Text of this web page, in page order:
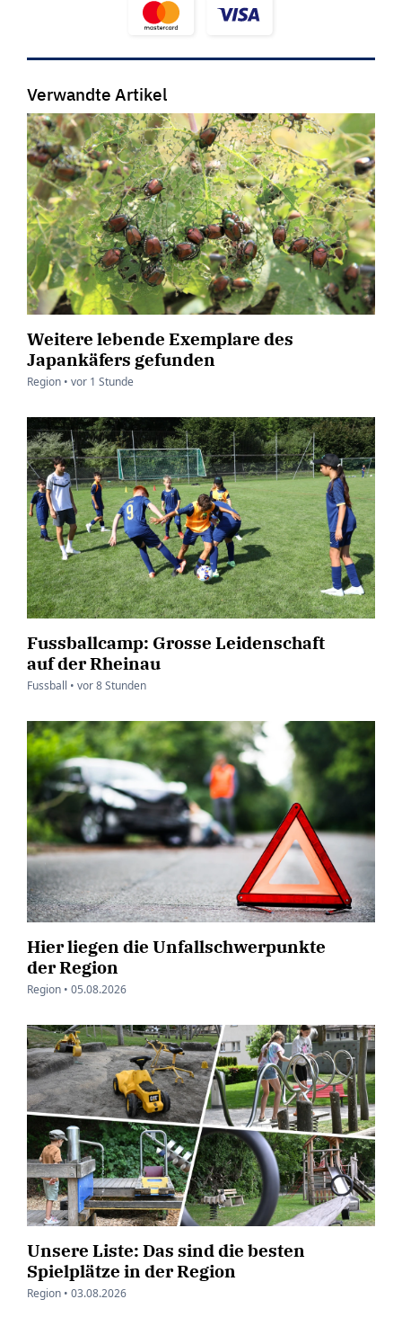
Verwandte Artikel
Weitere lebende Exemplare des
Japankäfers gefunden
Region • vor 1 Stunde
Fussballcamp: Grosse Leidenschaft
auf der Rheinau
Fussball • vor8 Stunden
Hier liegen die Unfallschwerpunkte
der Region
Region • 05.08.2026
Unsere Liste: Das sind die besten
Spielplätze in der Region
Region • 03.08.2026